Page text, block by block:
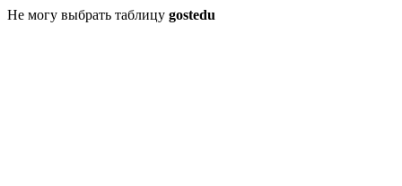
Не могу выбрать таблицу gostedu